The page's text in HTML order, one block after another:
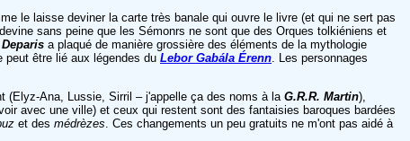
le laisse deviner la carte très banale qui ouvre le livre (et qui ne sert pas
sans peine que les Sémonrs ne sont que des Orques tolkiéniens et
a plaqué de manière grossière des éléments de la mythologie
être lié aux légendes du Lebor Gabála Érenn . Les personnages
(Elyz-Ana, Lussie, Sirril – j'appelle ça des noms à la G.R.R. Martin)
avec une ville) et ceux qui restent sont des fantaisies baroques bardées
et des médrèzes . Ces changements un peu gratuits ne m'ont pas aidé à